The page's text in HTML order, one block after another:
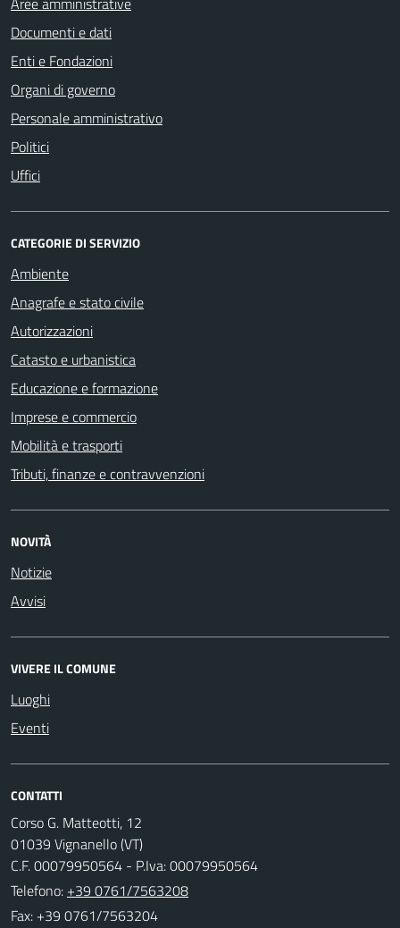
Documenti e dati
Enti e Fondazioni
Organi di governo
Personale amministrativo
Politici
Uffici
CATEGORIE DI SERVIZIO
Ambiente
Anagrafe e stato civile
Autorizzazioni
Catasto e urbanistica
Educazione e formazione
Imprese e commercio
Mobilità e trasporti
Tributi, finanze e contravvenzioni
NOVITÀ
Notizie
Avvisi
VIVERE IL COMUNE
Luoghi
Eventi
CONTATTI
Corso G. Matteotti, 12
01039 Vignanello (VT)
C.F. 00079950564 - P.Iva: 00079950564
Telefono: +39 0761/7563208
Fax: +39 0761/7563204